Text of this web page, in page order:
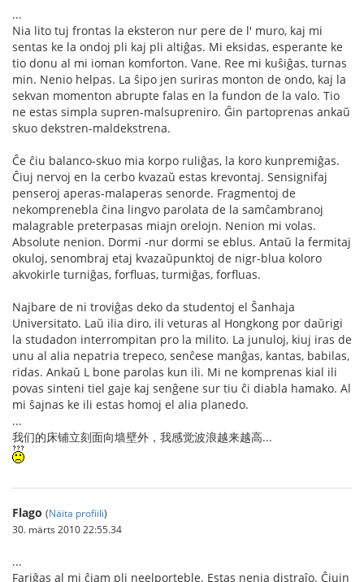
...
Nia lito tuj frontas la eksteron nur pere de l' muro, kaj mi
sentas ke la ondoj pli kaj pli altiĝas. Mi eksidas, esperante ke
tio donu al mi ioman komforton. Vane. Ree mi kuŝiĝas, turnas
min. Nenio helpas. La ŝipo jen suriras monton de ondo, kaj la
sekvan momenton abrupte falas en la fundon de la valo. Tio
ne estas simpla supren-malsupreniro. Ĝin partoprenas ankaŭ
skuo dekstren-maldekstrena.
Ĉe ĉiu balanco-skuo mia korpo ruliĝas, la koro kunpremiĝas.
Ĉiuj nervoj en la cerbo kvazaŭ estas krevontaj. Sensignifaj
penseroj aperas-malaperas senorde. Fragmentoj de
nekomprenebla ĉina lingvo parolata de la samĉambranoj
malagrable preterpasas miajn orelojn. Nenion mi volas.
Absolute nenion. Dormi -nur dormi se eblus. Antaŭ la fermitaj
okuloj, senombraj etaj kvazaŭpunktoj de nigr-blua koloro
akvokirle turniĝas, forfluas, turmiĝas, forfluas.
Najbare de ni troviĝas deko da studentoj el Ŝanhaja
Universitato. Laŭ ilia diro, ili veturas al Hongkong por daŭrigi
la studadon interrompitan pro la milito. La junuloj, kiuj iras de
unu al alia nepatria trepeco, senĉese manĝas, kantas, babilas,
ridas. Ankaŭ L bone parolas kun ili. Mi ne komprenas kial ili
povas sinteni tiel gaje kaj senĝene sur tiu ĉi diabla hamako. Al
mi ŝajnas ke ili estas homoj el alia planedo.
...
我们的床铺立刻面向墙壁外，我感觉波浪越来越高...
Flago (Näita profiili)
30. märts 2010 22:55.34
...
Fariĝas al mi ĉiam pli neelporteble. Estas nenia distraĵo. Ĉiujn